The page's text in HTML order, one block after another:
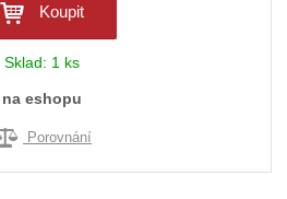
Koupit
Sklad: 1 ks
na eshopu
Porovnání